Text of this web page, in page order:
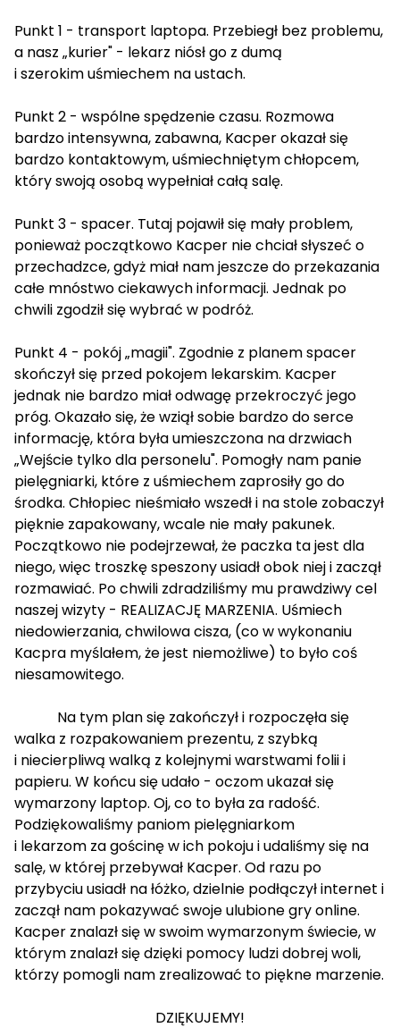
Punkt 1 - transport laptopa. Przebiegł bez problemu,
a nasz „kurier" - lekarz niósł go z dumą
i szerokim uśmiechem na ustach.
Punkt 2 - wspólne spędzenie czasu. Rozmowa
bardzo intensywna, zabawna, Kacper okazał się
bardzo kontaktowym, uśmiechniętym chłopcem,
który swoją osobą wypełniał całą salę.
Punkt 3 - spacer. Tutaj pojawił się mały problem,
ponieważ początkowo Kacper nie chciał słyszeć o
przechadzce, gdyż miał nam jeszcze do przekazania
całe mnóstwo ciekawych informacji. Jednak po
chwili zgodził się wybrać w podróż.
Punkt 4 - pokój „magii". Zgodnie z planem spacer
skończył się przed pokojem lekarskim. Kacper
jednak nie bardzo miał odwagę przekroczyć jego
próg. Okazało się, że wziął sobie bardzo do serce
informację, która była umieszczona na drzwiach
„Wejście tylko dla personelu". Pomogły nam panie
pielęgniarki, które z uśmiechem zaprosiły go do
środka. Chłopiec nieśmiało wszedł i na stole zobaczył
pięknie zapakowany, wcale nie mały pakunek.
Początkowo nie podejrzewał, że paczka ta jest dla
niego, więc troszkę speszony usiadł obok niej i zaczął
rozmawiać. Po chwili zdradziliśmy mu prawdziwy cel
naszej wizyty - REALIZACJĘ MARZENIA. Uśmiech
niedowierzania, chwilowa cisza, (co w wykonaniu
Kacpra myślałem, że jest niemożliwe) to było coś
niesamowitego.
Na tym plan się zakończył i rozpoczęła się
walka z rozpakowaniem prezentu, z szybką
i niecierpliwą walką z kolejnymi warstwami folii i
papieru. W końcu się udało - oczom ukazał się
wymarzony laptop. Oj, co to była za radość.
Podziękowaliśmy paniom pielęgniarkom
i lekarzom za gościnę w ich pokoju i udaliśmy się na
salę, w której przebywał Kacper. Od razu po
przybyciu usiadł na łóżko, dzielnie podłączył internet i
zaczął nam pokazywać swoje ulubione gry online.
Kacper znalazł się w swoim wymarzonym świecie, w
którym znalazł się dzięki pomocy ludzi dobrej woli,
którzy pomogli nam zrealizować to piękne marzenie.
DZIĘKUJEMY!